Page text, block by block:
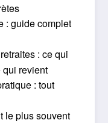
: guide complet
: ce qui
qui revient
: tout
le plus souvent